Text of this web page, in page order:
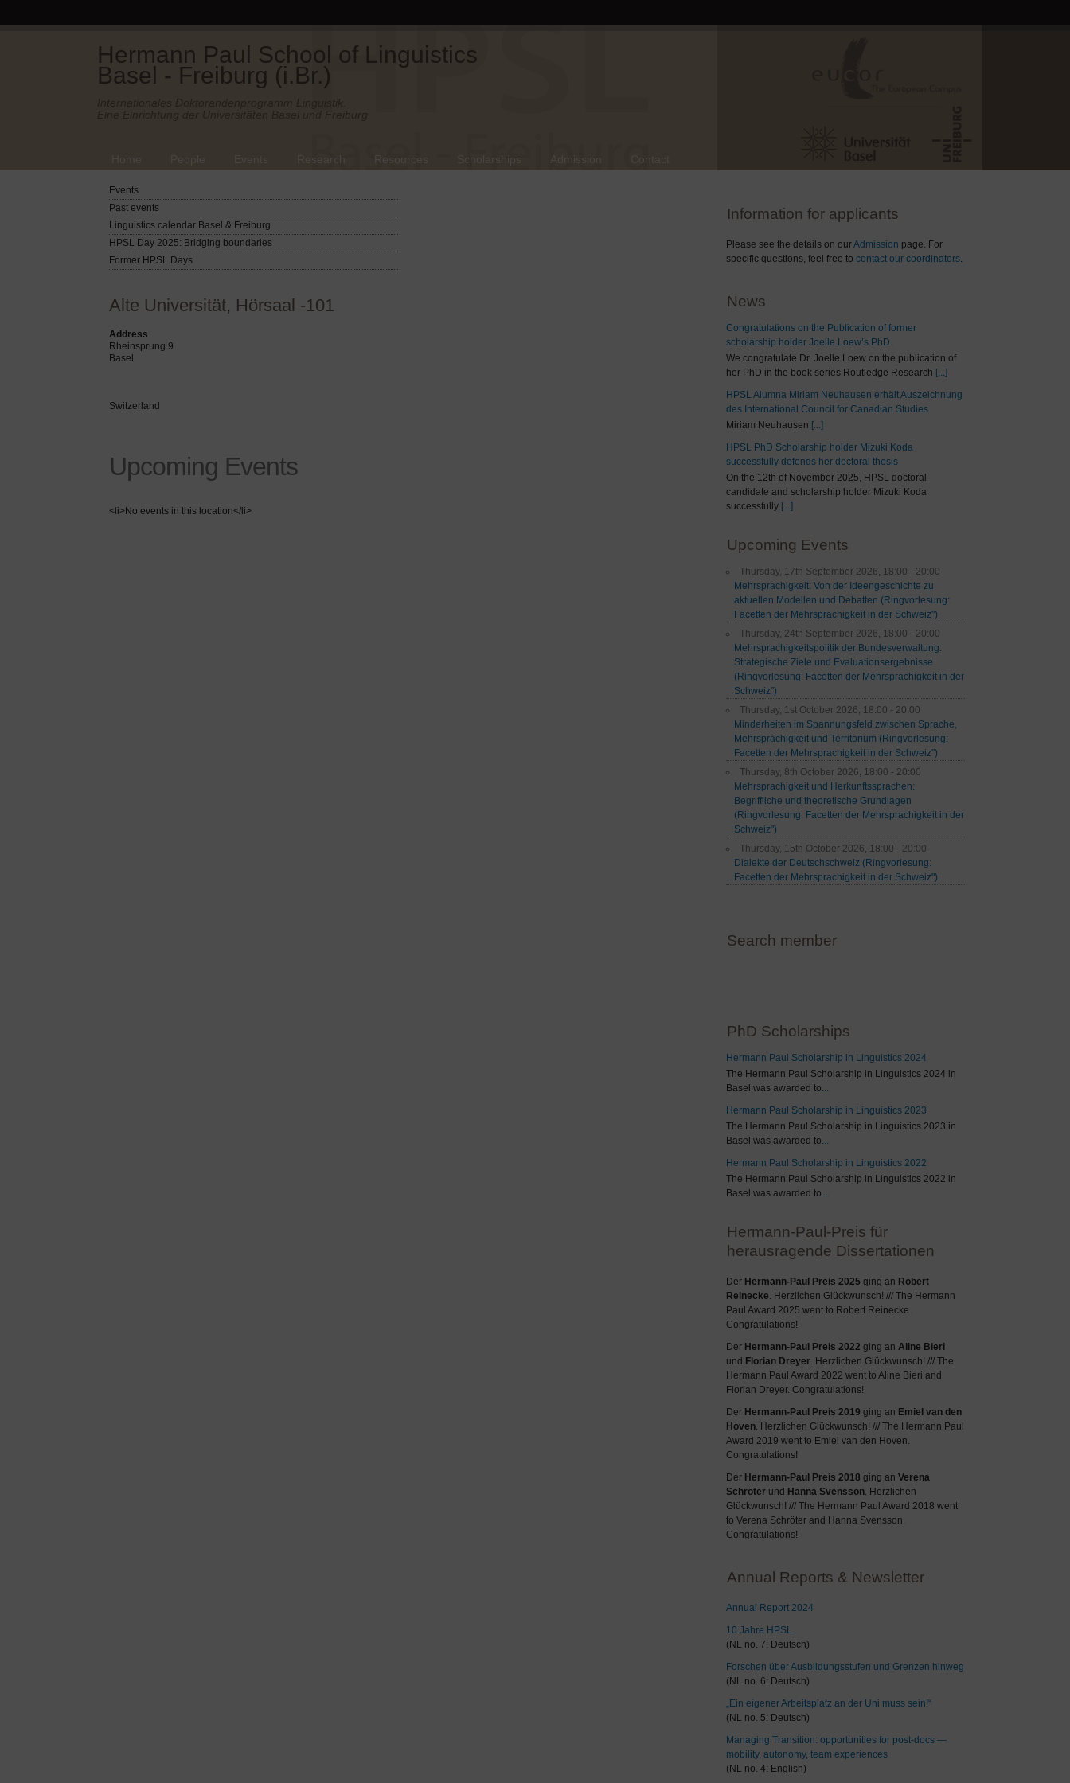
Hermann Paul School of Linguistics
Basel - Freiburg (i.Br.)
Events
Past events
Linguistics calendar Basel & Freiburg
HPSL Day 2025: Bridging boundaries
Former HPSL Days
Alte Universität, Hörsaal -101
Address
Rheinsprung 9
Basel
Switzerland
Upcoming Events
<li>No events in this location</li>
Information for applicants
Please see the details on ourAdmission page. For
specific questions, feel free to contact our coordinators.
News
Congratulations on the Publication of former
scholarship holder Joelle Loew’s PhD.
We congratulate Dr. Joelle Loew on the publication of
her PhD in the book series Routledge Research [...]
HPSL Alumna Miriam Neuhausen erhält Auszeichnung
des International Council for Canadian Studies
Miriam Neuhausen [...]
HPSL PhD Scholarship holder Mizuki Koda
successfully defends her doctoral thesis
On the 12th of November 2025, HPSL doctoral
candidate and scholarship holder Mizuki Koda
successfully [...]
Upcoming Events
Thursday, 17th September 2026, 18:00 - 20:00
Mehrsprachigkeit: Von der Ideengeschichte zu
aktuellen Modellen und Debatten (Ringvorlesung:
Facetten der Mehrsprachigkeit in der Schweiz")
Thursday, 24th September 2026, 18:00 - 20:00
Mehrsprachigkeitspolitik der Bundesverwaltung:
Strategische Ziele und Evaluationsergebnisse
(Ringvorlesung: Facetten der Mehrsprachigkeit in der
Schweiz”)
Thursday, 1st October 2026, 18:00 - 20:00
Minderheiten im Spannungsfeld zwischen Sprache,
Mehrsprachigkeit und Territorium (Ringvorlesung:
Facetten der Mehrsprachigkeit in der Schweiz")
Thursday, 8th October 2026, 18:00 - 20:00
Mehrsprachigkeit und Herkunftssprachen:
Begriffliche und theoretische Grundlagen
(Ringvorlesung: Facetten der Mehrsprachigkeit in der
Schweiz")
Thursday, 15th October 2026, 18:00 - 20:00
Dialekte der Deutschschweiz (Ringvorlesung:
Facetten der Mehrsprachigkeit in der Schweiz")
Search member
PhD Scholarships
Hermann Paul Scholarship in Linguistics 2024
The Hermann Paul Scholarship in Linguistics 2024 in
Basel was awarded to...
Hermann Paul Scholarship in Linguistics 2023
The Hermann Paul Scholarship in Linguistics 2023 in
Basel was awarded to...
Hermann Paul Scholarship in Linguistics 2022
The Hermann Paul Scholarship in Linguistics 2022 in
Basel was awarded to...
Hermann-Paul-Preis für
herausragende Dissertationen
Der Hermann-Paul Preis 2025 ging an Robert
Reinecke. Herzlichen Glückwunsch! /// The Hermann
Paul Award 2025 went to Robert Reinecke.
Congratulations!
Der Hermann-Paul Preis 2022 ging an Aline Bieri
und Florian Dreyer. Herzlichen Glückwunsch! /// The
Hermann Paul Award 2022 went to Aline Bieri and
Florian Dreyer. Congratulations!
Der Hermann-Paul Preis 2019 ging an Emiel van den
Hoven. Herzlichen Glückwunsch! /// The Hermann Paul
Award 2019 went to Emiel van den Hoven.
Congratulations!
Der Hermann-Paul Preis 2018 ging an Verena
Schröter und Hanna Svensson. Herzlichen
Glückwunsch! /// The Hermann Paul Award 2018 went
to Verena Schröter and Hanna Svensson.
Congratulations!
Annual Reports & Newsletter
Annual Report 2024
10 Jahre HPSL
(NL no. 7: Deutsch)
Forschen über Ausbildungsstufen und Grenzen hinweg
(NL no. 6: Deutsch)
„Ein eigener Arbeitsplatz an der Uni muss sein!“
(NL no. 5: Deutsch)
Managing Transition: opportunities for post-docs —
mobility, autonomy, team experiences
(NL no. 4: English)